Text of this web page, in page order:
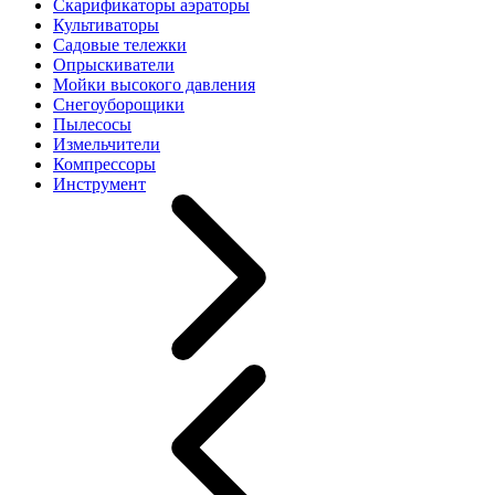
Скарификаторы аэраторы
Культиваторы
Садовые тележки
Опрыскиватели
Мойки высокого давления
Снегоуборощики
Пылесосы
Измельчители
Компрессоры
Инструмент